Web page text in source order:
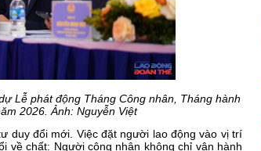
Lễ phát động Tháng Công nhân, Tháng hành
2026. Ảnh: Nguyễn Việt
duy đổi mới. Việc đặt người lao động vào vị trí
về chất: Người công nhân không chỉ vận hành